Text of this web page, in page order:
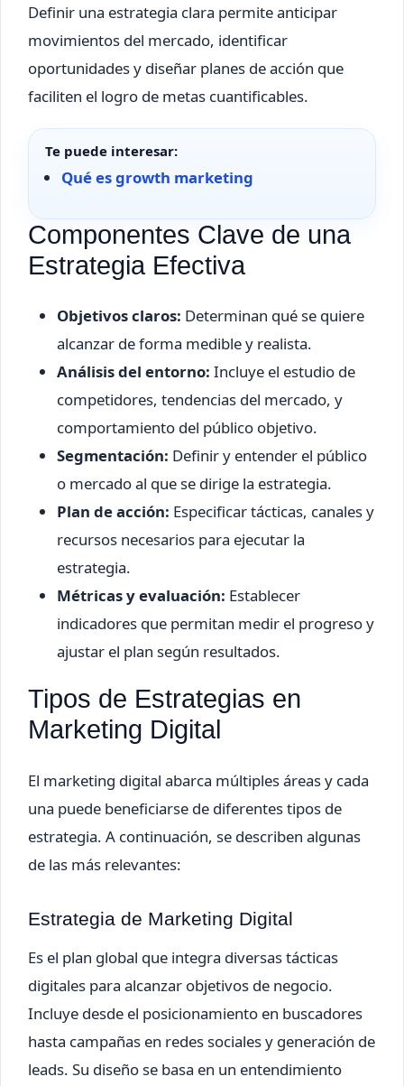
Definir una estrategia clara permite anticipar
movimientos del mercado, identificar
oportunidades y diseñar planes de acción que
faciliten el logro de metas cuantificables.
Te puede interesar:
Qué es growth marketing
Componentes Clave de una
Estrategia Efectiva
Objetivos claros: Determinan qué se quiere
alcanzar de forma medible y realista.
Análisis del entorno: Incluye el estudio de
competidores, tendencias del mercado, y
comportamiento del público objetivo.
Segmentación: Definir y entender el público
o mercado al que se dirige la estrategia.
Plan de acción: Especificar tácticas, canales y
recursos necesarios para ejecutar la
estrategia.
Métricas y evaluación: Establecer
indicadores que permitan medir el progreso y
ajustar el plan según resultados.
Tipos de Estrategias en
Marketing Digital
El marketing digital abarca múltiples áreas y cada
una puede beneficiarse de diferentes tipos de
estrategia. A continuación, se describen algunas
de las más relevantes:
Estrategia de Marketing Digital
Es el plan global que integra diversas tácticas
digitales para alcanzar objetivos de negocio.
Incluye desde el posicionamiento en buscadores
hasta campañas en redes sociales y generación de
leads. Su diseño se basa en un entendimiento